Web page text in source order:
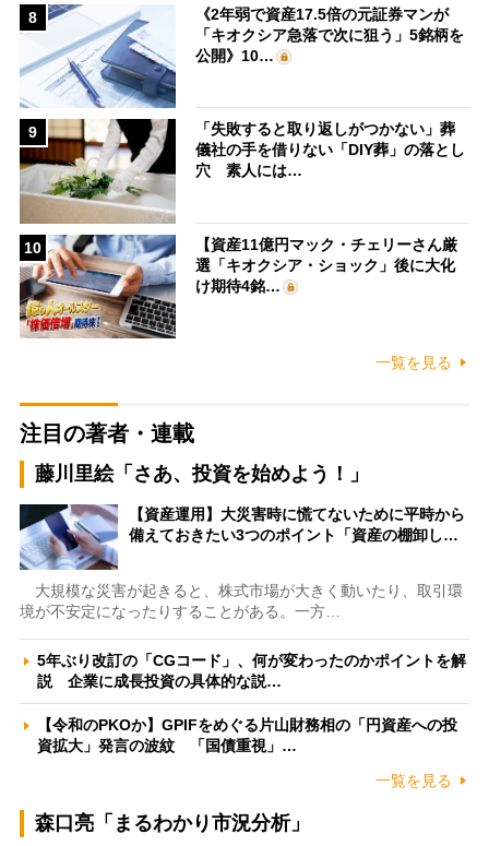
8
《2年弱で資産17.5倍の元証券マンが
「キオクシア急落で次に狙う」5銘柄を
公開》10…
9
「失敗すると取り返しがつかない」葬
儀社の手を借りない「DIY葬」の落とし
穴 素人には…
10
【資産11億円マック・チェリーさん厳
選「キオクシア・ショック」後に大化
け期待4銘…
一覧を見る
注目の著者・連載
藤川里絵「さあ、投資を始めよう！」
【資産運用】大災害時に慌てないために平時から
備えておきたい3つのポイント「資産の棚卸し…
大規模な災害が起きると、株式市場が大きく動いたり、取引環
境が不安定になったりすることがある。一方…
5年ぶり改訂の「CGコード」、何が変わったのかポイントを解
説 企業に成長投資の具体的な説…
【令和のPKOか】GPIFをめぐる片山財務相の「円資産への投
資拡大」発言の波紋 「国債重視」…
一覧を見る
森口亮「まるわかり市況分析」